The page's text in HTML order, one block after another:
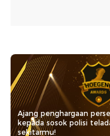
Ajang penghargaan
kepada sosok polisi
sekitarmu!